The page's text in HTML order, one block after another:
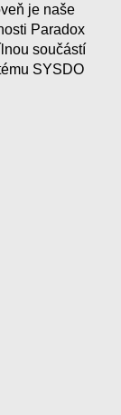
je naše
Paradox
součástí
SYSDO